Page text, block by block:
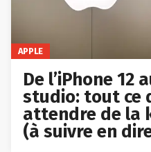
APPLE
De l’iPhone 12
studio: tout ce
attendre de la
(à suivre en